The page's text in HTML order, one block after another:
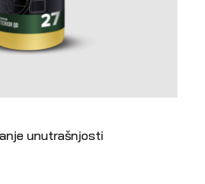
unutrašnjosti